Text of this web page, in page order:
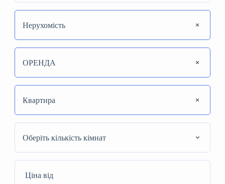
Нерухомість
ОРЕНДА
Квартира
Оберіть кількість кімнат